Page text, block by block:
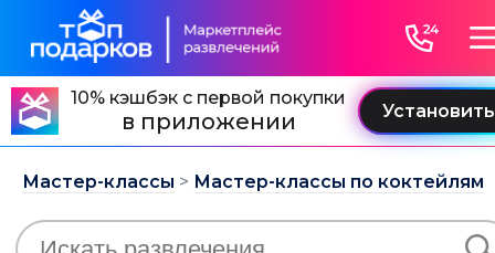
10% кэшбэк с первой покупки
в приложении
Мастер-классы > Мастер-классы по коктейлям